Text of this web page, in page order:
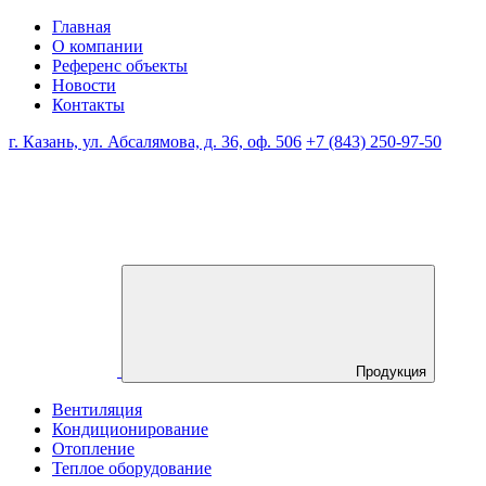
Главная
О компании
Референс объекты
Новости
Контакты
г. Казань, ул. Абсалямова, д. 36, оф. 506 +7 (843) 250-97-50
Продукция
Вентиляция
Кондиционирование
Отопление
Теплое оборудование